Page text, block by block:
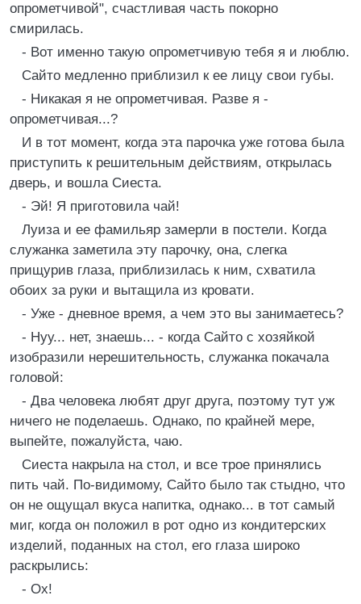
опрометчивой", счастливая часть покорно
смирилась.
- Вот именно такую опрометчивую тебя я и люблю.
Сайто медленно приблизил к ее лицу свои губы.
- Никакая я не опрометчивая. Разве я -
опрометчивая...?
И в тот момент, когда эта парочка уже готова была
приступить к решительным действиям, открылась
дверь, и вошла Сиеста.
- Эй! Я приготовила чай!
Луиза и ее фамильяр замерли в постели. Когда
служанка заметила эту парочку, она, слегка
прищурив глаза, приблизилась к ним, схватила
обоих за руки и вытащила из кровати.
- Уже - дневное время, а чем это вы занимаетесь?
- Нуу... нет, знаешь... - когда Сайто с хозяйкой
изобразили нерешительность, служанка покачала
головой:
- Два человека любят друг друга, поэтому тут уж
ничего не поделаешь. Однако, по крайней мере,
выпейте, пожалуйста, чаю.
Сиеста накрыла на стол, и все трое принялись
пить чай. По-видимому, Сайто было так стыдно, что
он не ощущал вкуса напитка, однако... в тот самый
миг, когда он положил в рот одно из кондитерских
изделий, поданных на стол, его глаза широко
раскрылись:
- Ох!